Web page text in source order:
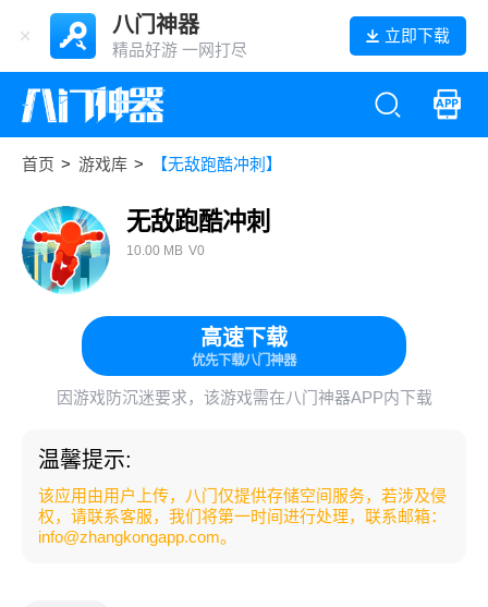
八门神器
精品好游 一网打尽
立即下载
首页 > 游戏库 > 【无敌跑酷冲刺】
无敌跑酷冲刺
10.00 MB V0
高速下载
优先下载八门神器
因游戏防沉迷要求，该游戏需在八门神器APP内下载
温馨提示:
该应用由用户上传，八门仅提供存储空间服务，若涉及侵
权，请联系客服，我们将第一时间进行处理，联系邮箱：
info@zhangkongapp.com。